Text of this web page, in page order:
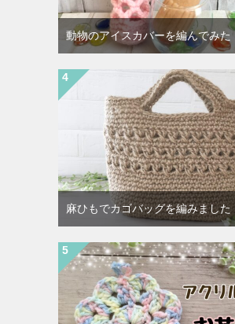
動物のアイスカバーを編んでみた
麻ひもでカゴバッグを編みました